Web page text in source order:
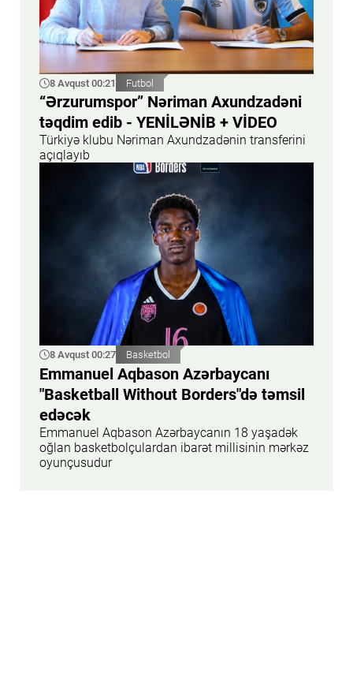
8 Avqust 00:21 Futbol
“Ərzurumspor” Nəriman Axundzadəni
təqdim edib - YENİLƏNİB + VİDEO
Türkiyə klubu Nəriman Axundzadənin transferini
açıqlayıb
8 Avqust 00:27 Basketbol
Emmanuel Aqbason Azərbaycanı
"Basketball Without Borders"də təmsil
edəcək
Emmanuel Aqbason Azərbaycanın 18 yaşadək
oğlan basketbolçulardan ibarət millisinin mərkəz
oyunçusudur